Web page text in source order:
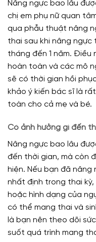
Nâng ngực bao lâu
chị em phụ nữ quan
qua phẫu thuật nâng
thai sau khi nâng ngực
tháng đến 1 năm. Điều
hoàn toàn và các mô
sẽ có thời gian hồi
khảo ý kiến bác sĩ là
toàn cho cả mẹ và bé.
Có ảnh hưởng gì đến
Nâng ngực bao lâu
đến thời gian, mà còn
hiện. Nếu bạn đã
nhất định trong thai
hoặc hình dạng của
có thể mang thai và
là bạn nên theo dõi
suốt quá trình mang